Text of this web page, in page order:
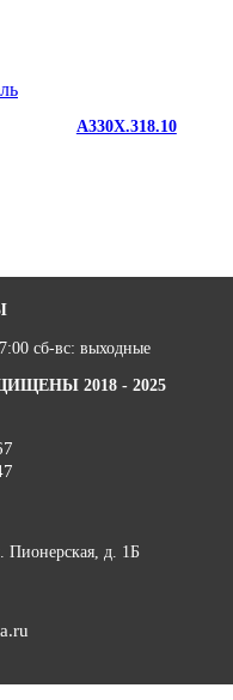
A330X.318.10
сб-вс: выходные
2018 - 2025
Пионерская, д. 1Б